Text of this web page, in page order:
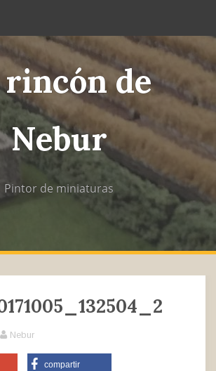
de
Nebur
Pintor de miniaturas
Nebur
compartir